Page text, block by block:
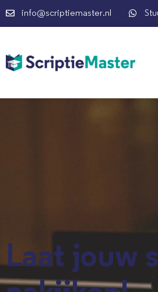
info@scriptiemaster.nl
Laat jouw